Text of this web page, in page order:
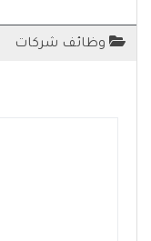
وظائف شركات